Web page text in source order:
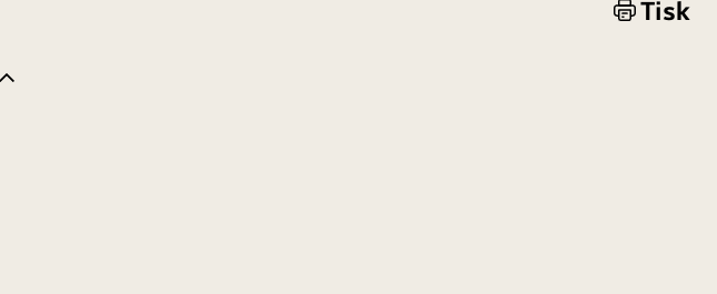
Tisk